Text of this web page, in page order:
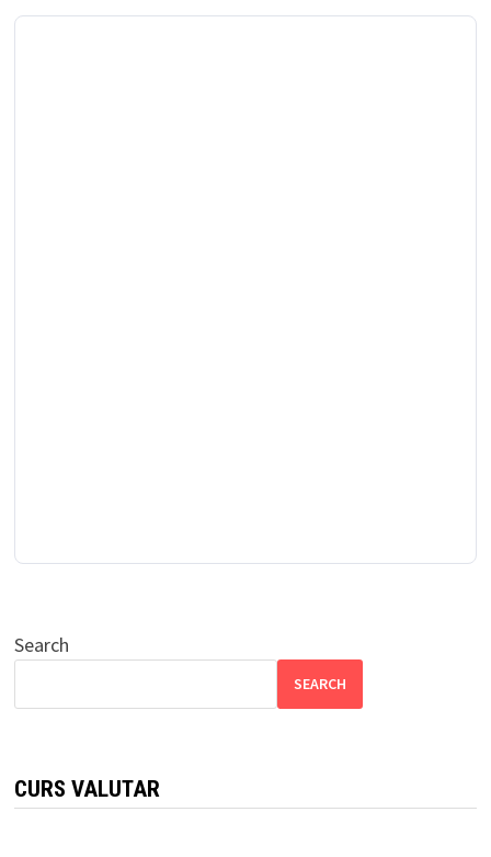
Search
SEARCH
CURS VALUTAR